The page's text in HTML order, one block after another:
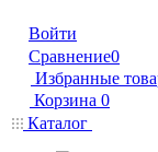
Войти
Сравнение0
Избранные
Корзина 0
Каталог